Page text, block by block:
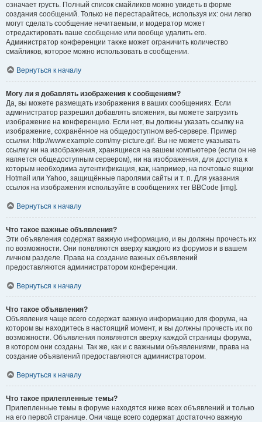
означает грусть. Полный список смайликов можно увидеть в форме
создания сообщений. Только не перестарайтесь, используя их: они легко
могут сделать сообщение нечитаемым, и модератор может
отредактировать ваше сообщение или вообще удалить его.
Администратор конференции также может ограничить количество
смайликов, которое можно использовать в сообщении.
Вернуться к началу
Могу ли я добавлять изображения к сообщениям?
Да, вы можете размещать изображения в ваших сообщениях. Если
администратор разрешил добавлять вложения, вы можете загрузить
изображение на конференцию. Если нет, вы должны указать ссылку на
изображение, сохранённое на общедоступном веб-сервере. Пример
ссылки: http://www.example.com/my-picture.gif. Вы не можете указывать
ссылку ни на изображения, хранящиеся на вашем компьютере (если он не
является общедоступным сервером), ни на изображения, для доступа к
которым необходима аутентификация, как, например, на почтовые ящики
Hotmail или Yahoo, защищённые паролями сайты и т. п. Для указания
ссылок на изображения используйте в сообщениях тег BBCode [img].
Вернуться к началу
Что такое важные объявления?
Эти объявления содержат важную информацию, и вы должны прочесть их
по возможности. Они появляются вверху каждого из форумов и в вашем
личном разделе. Права на создание важных объявлений
предоставляются администратором конференции.
Вернуться к началу
Что такое объявления?
Объявления чаще всего содержат важную информацию для форума, на
котором вы находитесь в настоящий момент, и вы должны прочесть их по
возможности. Объявления появляются вверху каждой страницы форума,
в котором они созданы. Так же, как и с важными объявлениями, права на
создание объявлений предоставляются администратором.
Вернуться к началу
Что такое прилепленные темы?
Прилепленные темы в форуме находятся ниже всех объявлений и только
на его первой странице. Они чаще всего содержат достаточно важную